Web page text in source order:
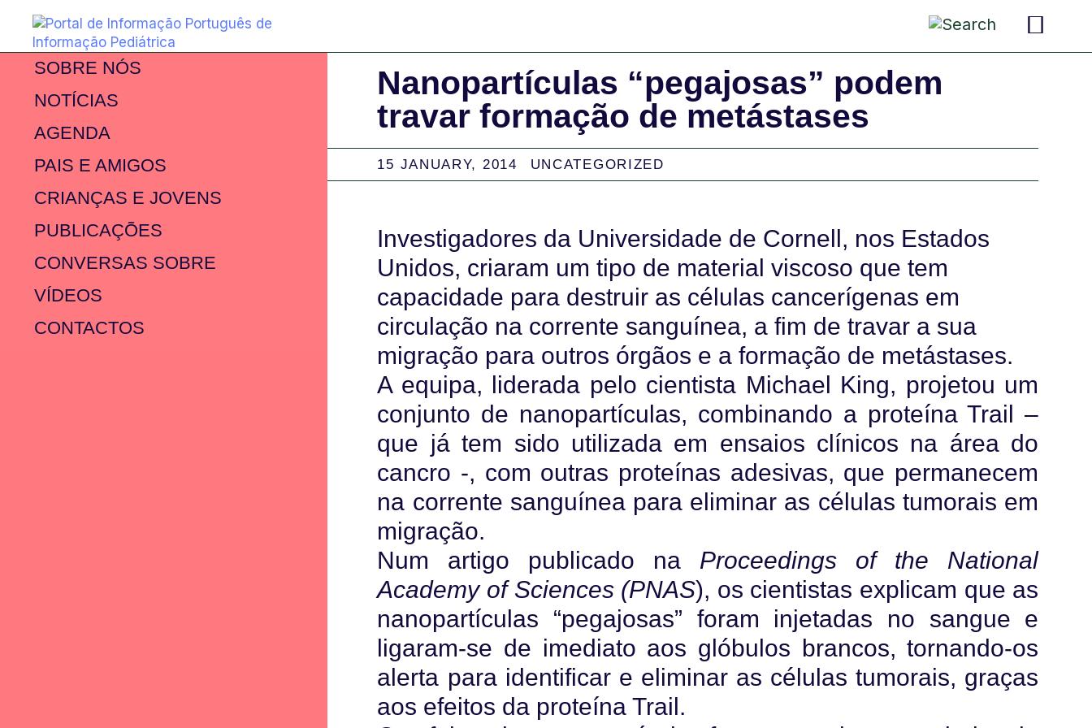
SOBRE NÓS
NOTÍCIAS
AGENDA
PAIS E AMIGOS
CRIANÇAS E JOVENS
PUBLICAÇÕES
CONVERSAS SOBRE
VÍDEOS
CONTACTOS
Nanopartículas “pegajosas” podem
travar formação de metástases
15 JANUARY, 2014 UNCATEGORIZED
Investigadores da Universidade de Cornell, nos Estados
Unidos, criaram um tipo de material viscoso que tem
capacidade para destruir as células cancerígenas em
circulação na corrente sanguínea, a fim de travar a sua
migração para outros órgãos e a formação de metástases.
A equipa, liderada pelo cientista Michael King, projetou um
conjunto de nanopartículas, combinando a proteína Trail –
que já tem sido utilizada em ensaios clínicos na área do
cancro -, com outras proteínas adesivas, que permanecem
na corrente sanguínea para eliminar as células tumorais em
migração.
Num artigo publicado na Proceedings of the National
Academy of Sciences (PNAS), os cientistas explicam que as
nanopartículas “pegajosas” foram injetadas no sangue e
ligaram-se de imediato aos glóbulos brancos, tornando-os
alerta para identificar e eliminar as células tumorais, graças
aos efeitos da proteína Trail.